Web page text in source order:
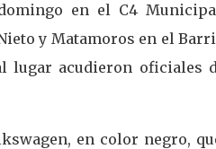
en el C4
y Matamoros en el
lugar acudieron oficiales
en color negro,